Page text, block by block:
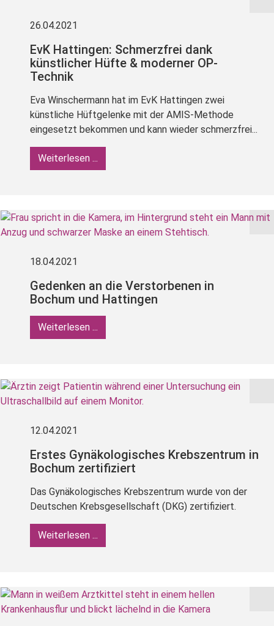
26.04.2021
EvK Hattingen: Schmerzfrei dank
künstlicher Hüfte & moderner OP-
Technik
Eva Winschermann hat im EvK Hattingen zwei
künstliche Hüftgelenke mit der AMIS-Methode
eingesetzt bekommen und kann wieder schmerzfrei...
Weiterlesen ...
18.04.2021
Gedenken an die Verstorbenen in
Bochum und Hattingen
Weiterlesen ...
12.04.2021
Erstes Gynäkologisches Krebszentrum in
Bochum zertifiziert
Das Gynäkologisches Krebszentrum wurde von der
Deutschen Krebsgesellschaft (DKG) zertifiziert.
Weiterlesen ...